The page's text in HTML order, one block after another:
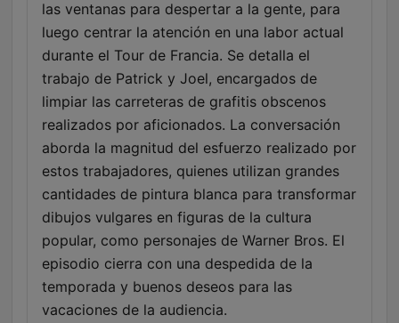
las ventanas para despertar a la gente, para
luego centrar la atención en una labor actual
durante el Tour de Francia. Se detalla el
trabajo de Patrick y Joel, encargados de
limpiar las carreteras de grafitis obscenos
realizados por aficionados. La conversación
aborda la magnitud del esfuerzo realizado por
estos trabajadores, quienes utilizan grandes
cantidades de pintura blanca para transformar
dibujos vulgares en figuras de la cultura
popular, como personajes de Warner Bros. El
episodio cierra con una despedida de la
temporada y buenos deseos para las
vacaciones de la audiencia.